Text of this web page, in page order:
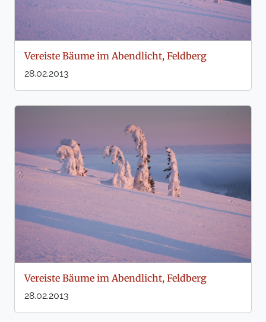
Vereiste Bäume im Abendlicht, Feldberg
28.02.2013
Vereiste Bäume im Abendlicht, Feldberg
28.02.2013